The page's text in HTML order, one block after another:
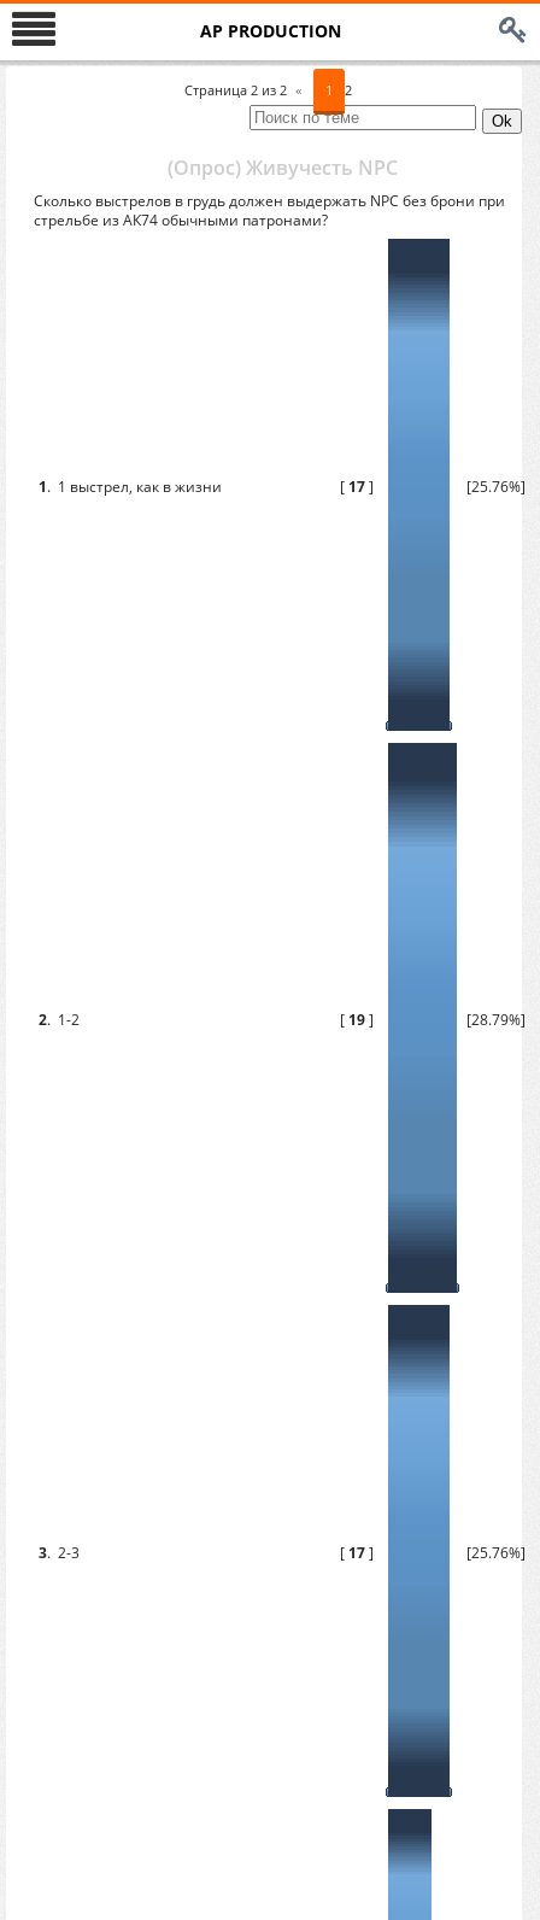
AP PRODUCTION
Страница 2 из 2 « 1 2
(Опрос) Живучесть NPC
Сколько выстрелов в грудь должен выдержать NPC без брони при
стрельбе из АК74 обычными патронами?
1. 1 выстрел, как в жизни [ 17] [25.76%]
2. 1-2 [ 19] [28.79%]
3. 2-3 [ 17] [25.76%]